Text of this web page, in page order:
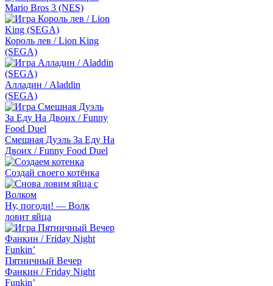
Mario Bros 3 (NES)
Король лев / Lion King
(SEGA)
Алладин / Aladdin
(SEGA)
Смешная Дуэль За Еду На
Двоих / Funny Food Duel
Создай своего котёнка
Ну, погоди! — Волк
ловит яйца
Пятничный Вечер
Фанкин / Friday Night
Funkin’